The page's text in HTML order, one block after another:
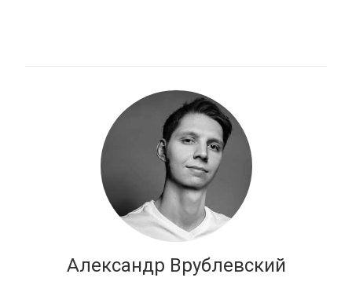
Александр Врублевский